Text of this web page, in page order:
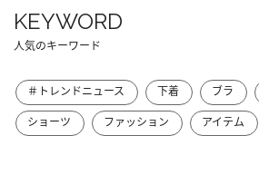
KEYWORD
人気のキーワード
＃トレンドニュース 下着 ブラ
ショーツ
ファッション アイテム